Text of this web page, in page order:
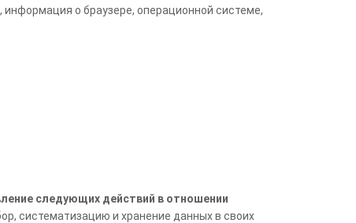
информация о браузере, операционной системе,
следующих действий в отношении
систематизацию и хранение данных в своих